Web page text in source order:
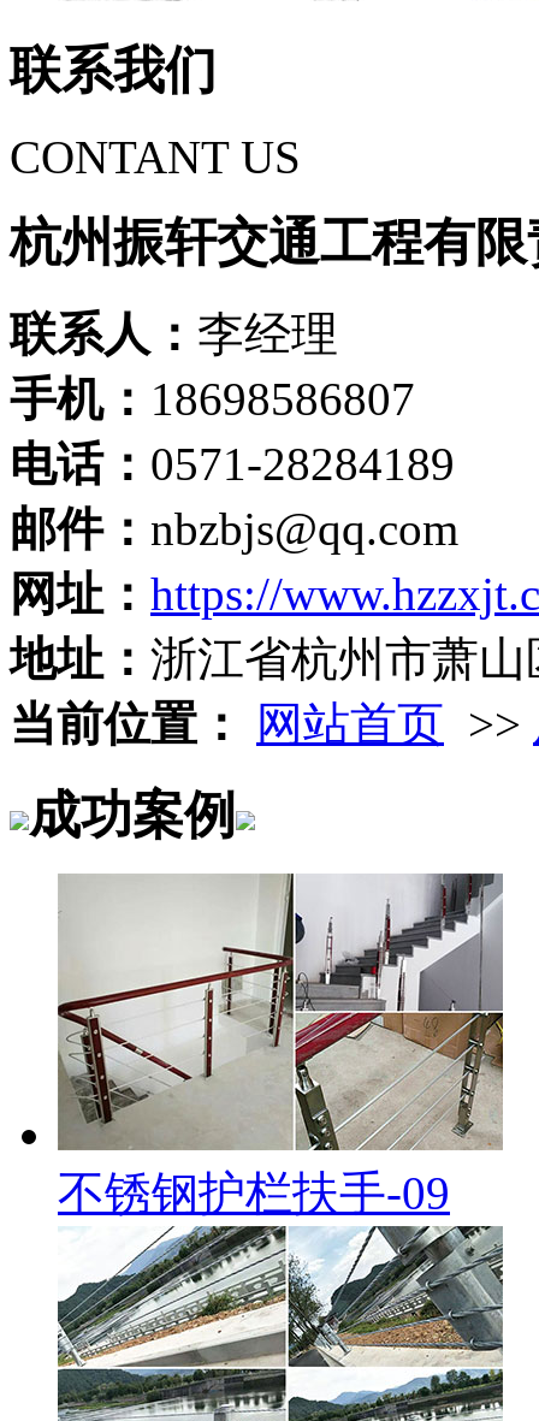
联系我们
CONTANT US
杭州振轩交通工程有
联系人： 李经理
手机： 18698586807
电话： 0571-28284189
邮件： nbzbjs@qq.com
网址： https://
地址： 浙江省杭州市萧
当前位置：
网站首页 >>
成功案例
不锈钢护栏扶手-09